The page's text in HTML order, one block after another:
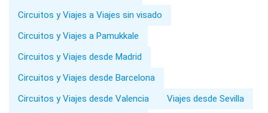
Circuitos y Viajes a Viajes sin visado
Circuitos y Viajes a Pamukkale
Circuitos y Viajes desde Madrid
Circuitos y Viajes desde Barcelona
Circuitos y Viajes desde Valencia
Viajes desde Sevilla